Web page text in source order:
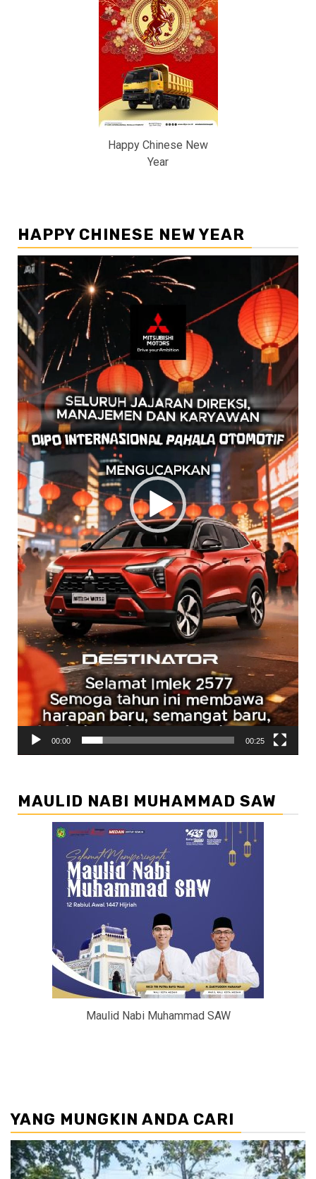
Happy Chinese New
Year
HAPPY CHINESE NEW YEAR
Pemutar
00:00 00:25
MAULID NABI MUHAMMAD SAW
Maulid Nabi Muhammad SAW
YANG MUNGKIN ANDA CARI